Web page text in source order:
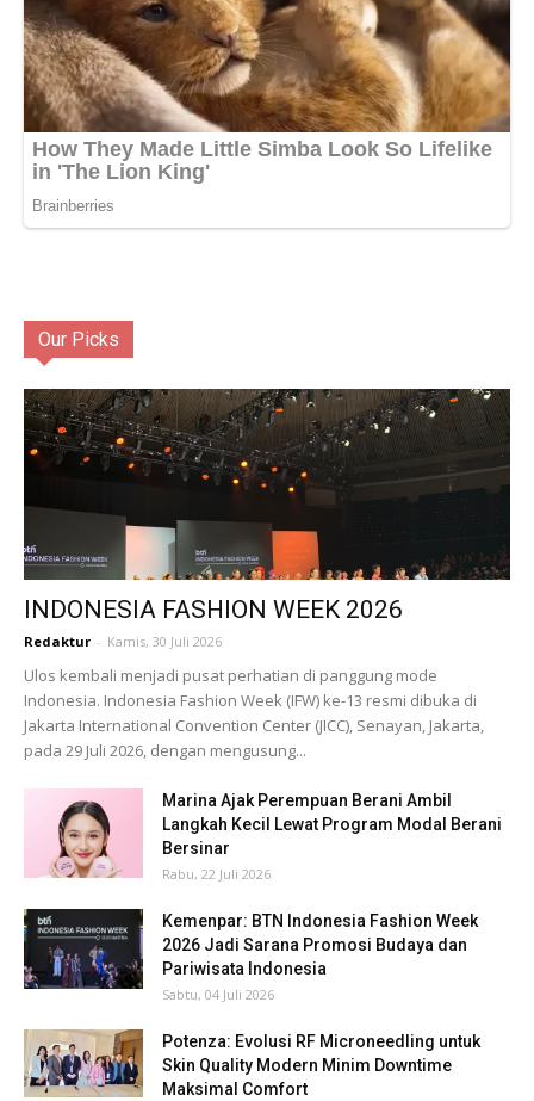
Our Picks
INDONESIA FASHION WEEK 2026
Redaktur - Kamis, 30 Juli 2026
Ulos kembali menjadi pusat perhatian di panggung mode
Indonesia. Indonesia Fashion Week (IFW) ke-13 resmi dibuka di
Jakarta International Convention Center (JICC), Senayan, Jakarta,
pada 29 Juli 2026, dengan mengusung...
Marina Ajak Perempuan Berani Ambil
Langkah Kecil Lewat Program Modal Berani
Bersinar
Rabu, 22 Juli 2026
Kemenpar: BTN Indonesia Fashion Week
2026 Jadi Sarana Promosi Budaya dan
Pariwisata Indonesia
Sabtu, 04 Juli 2026
Potenza: Evolusi RF Microneedling untuk
Skin Quality Modern Minim Downtime
Maksimal Comfort